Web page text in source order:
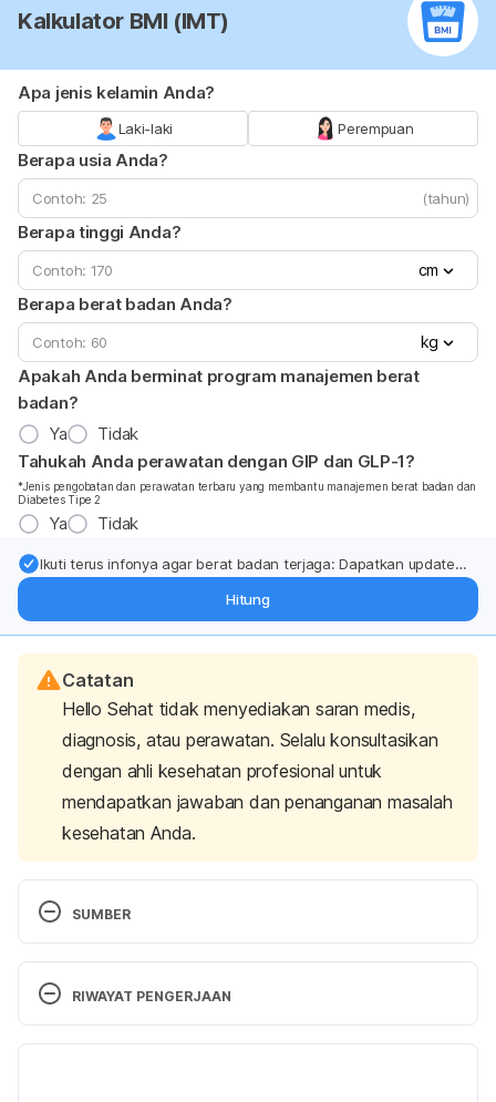
Kalkulator BMI (IMT)
Apa jenis kelamin Anda?
Laki-laki Perempuan
Berapa usia Anda?
(tahun)
Berapa tinggi Anda?
cm
Berapa berat badan Anda?
kg
Apakah Anda berminat program manajemen berat
badan?
Ya
Tidak
Tahukah Anda perawatan dengan GIP dan GLP-1?
*Jenis pengobatan dan perawatan terbaru yang membantu manajemen berat badan dan
Diabetes Tipe 2
Ya Tidak
Ikuti terus infonya agar berat badan terjaga: Dapatkan update
Hitung
Catatan
Hello Sehat tidak menyediakan saran medis,
diagnosis, atau perawatan. Selalu konsultasikan
dengan ahli kesehatan profesional untuk
mendapatkan jawaban dan penanganan masalah
kesehatan Anda.
SUMBER
Tension Headache Squeeze Play. (2025). Retrieved
13 May 2025, from
https://my.clevelandclinic.org/health/diseases/8257
RIWAYAT PENGERJAAN